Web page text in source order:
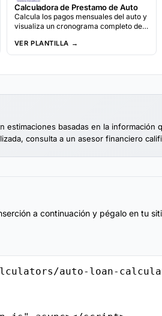
Calculadora de Prestamo de Auto
Calcula los pagos mensuales del auto y
visualiza un cronograma completo de
vehiculo, enganche, tasa y plazo para
ver el desglose de pagos.
VER PLANTILLA →
basadas en la
consulta a un asesor financiero
a continuación y pégalo en tu
auto-loan-